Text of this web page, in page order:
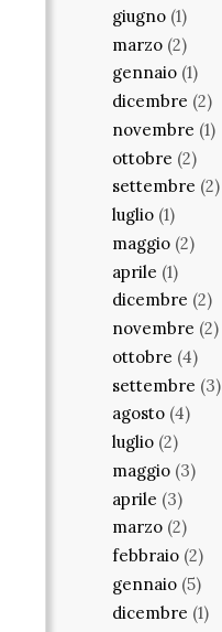
giugno (1)
marzo (2)
gennaio (1)
dicembre (2)
novembre (1)
ottobre (2)
settembre (2)
luglio (1)
maggio (2)
aprile (1)
dicembre (2)
novembre (2)
ottobre (4)
settembre (3)
agosto (4)
luglio (2)
maggio (3)
aprile (3)
marzo (2)
febbraio (2)
gennaio (5)
dicembre (1)